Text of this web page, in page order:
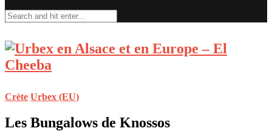
Crète Urbex (EU)
Les Bungalows de Knossos